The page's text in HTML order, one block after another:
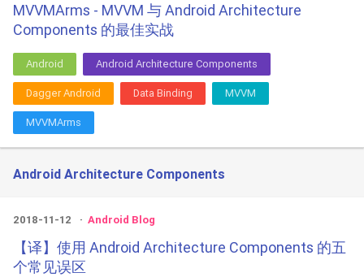
MVVMArms - MVVM 与 Android Architecture
Components 的最佳实战
Android Android Architecture Components
Dagger Android Data Binding MVVM
MVVMArms
Android Architecture Components
2018-11-12 Android Blog
【译】使用 Android Architecture Components 的五
个常见误区